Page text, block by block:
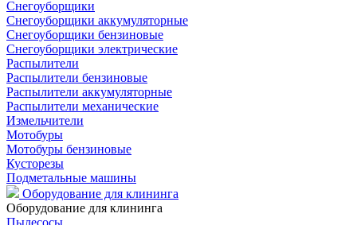
Снегоуборщики
Снегоуборщики аккумуляторные
Снегоуборщики бензиновые
Снегоуборщики электрические
Распылители
Распылители бензиновые
Распылители аккумуляторные
Распылители механические
Измельчители
Мотобуры
Мотобуры бензиновые
Кусторезы
Подметальные машины
Оборудование для клининга
Оборудование для клининга
Пылесосы